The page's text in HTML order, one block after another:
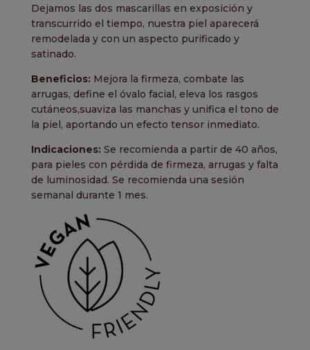
Dejamos las dos mascarillas en exposición y
transcurrido el tiempo, nuestra piel aparecerá
remodelada y con un aspecto purificado y
satinado.
Beneficios: Mejora la firmeza, combate las
arrugas, define el óvalo facial, eleva los rasgos
cutáneos,suaviza las manchas y unifica el tono de
la piel, aportando un efecto tensor inmediato.
Indicaciones: Se recomienda a partir de 40 años,
para pieles con pérdida de firmeza, arrugas y falta
de luminosidad. Se recomienda una sesión
semanal durante 1 mes.